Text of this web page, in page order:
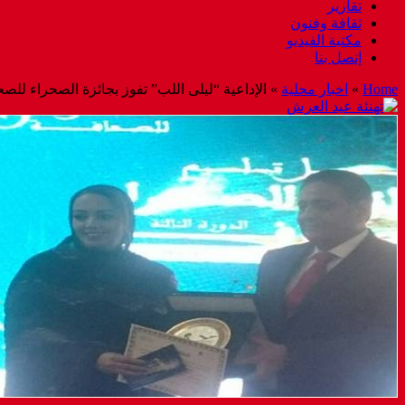
تقارير
ثقافة وفنون
مكتبة الفيديو
إتصل بنا
Home
» اخبار محلية » الإداعية “ليلى اللب” تفوز بجائزة الصحراء